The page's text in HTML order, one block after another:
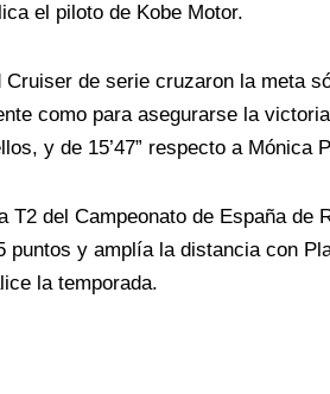
el piloto de Kobe Motor.
Cruiser de serie cruzaron la meta
como para asegurarse la
y de 15’47” respecto a Mónica
T2 del Campeonato de España de
puntos y amplía la distancia con
la temporada.